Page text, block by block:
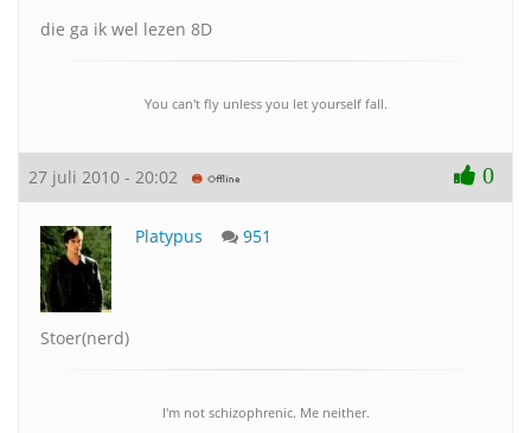
die ga ik wel lezen 8D
You can't fly unless you let yourself fall.
27 juli 2010 - 20:02 0
Platypus 951
Stoer(nerd)
I'm not schizophrenic. Me neither.